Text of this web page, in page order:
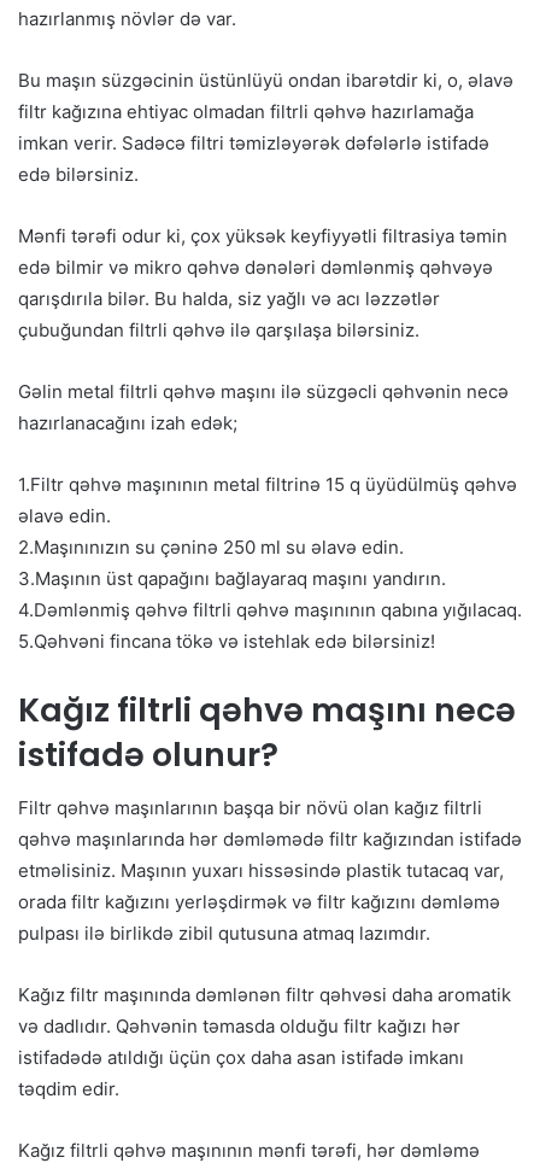
hazırlanmış növlər də var.
Bu maşın süzgəcinin üstünlüyü ondan ibarətdir ki, o, əlavə
filtr kağızına ehtiyac olmadan filtrli qəhvə hazırlamağa
imkan verir. Sadəcə filtri təmizləyərək dəfələrlə istifadə
edə bilərsiniz.
Mənfi tərəfi odur ki, çox yüksək keyfiyyətli filtrasiya təmin
edə bilmir və mikro qəhvə dənələri dəmlənmiş qəhvəyə
qarışdırıla bilər. Bu halda, siz yağlı və acı ləzzətlər
çubuğundan filtrli qəhvə ilə qarşılaşa bilərsiniz.
Gəlin metal filtrli qəhvə maşını ilə süzgəcli qəhvənin necə
hazırlanacağını izah edək;
1.Filtr qəhvə maşınının metal filtrinə 15 q üyüdülmüş qəhvə
əlavə edin.
2.Maşınınızın su çəninə 250 ml su əlavə edin.
3.Maşının üst qapağını bağlayaraq maşını yandırın.
4.Dəmlənmiş qəhvə filtrli qəhvə maşınının qabına yığılacaq.
5.Qəhvəni fincana tökə və istehlak edə bilərsiniz!
Kağız filtrli qəhvə maşını necə
istifadə olunur?
Filtr qəhvə maşınlarının başqa bir növü olan kağız filtrli
qəhvə maşınlarında hər dəmləmədə filtr kağızından istifadə
etməlisiniz. Maşının yuxarı hissəsində plastik tutacaq var,
orada filtr kağızını yerləşdirmək və filtr kağızını dəmləmə
pulpası ilə birlikdə zibil qutusuna atmaq lazımdır.
Kağız filtr maşınında dəmlənən filtr qəhvəsi daha aromatik
və dadlıdır. Qəhvənin təmasda olduğu filtr kağızı hər
istifadədə atıldığı üçün çox daha asan istifadə imkanı
təqdim edir.
Kağız filtrli qəhvə maşınının mənfi tərəfi, hər dəmləmə